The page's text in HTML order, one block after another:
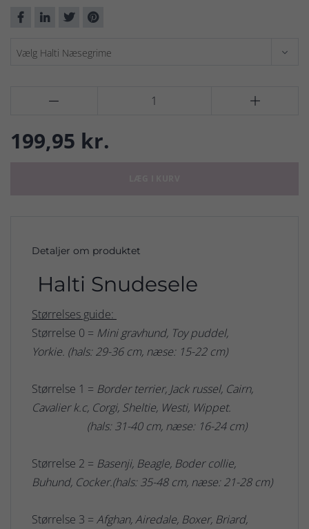
 
199,95 kr.
Detaljer om produktet
Halti Snudesele
Størrelses guide:
Størrelse 0 = Mini gravhund, Toy puddel,
Yorkie. (hals: 29-36 cm, næse: 15-22 cm)
Størrelse 1 = Border terrier, Jack russel, Cairn,
Cavalier k.c, Corgi, Sheltie, Westi, Wippet.
(hals: 31-40 cm, næse: 16-24 cm)
Størrelse 2 = Basenji, Beagle, Boder collie,
Buhund, Cocker.(hals: 35-48 cm, næse: 21-28 cm)
Størrelse 3 = Afghan, Airedale, Boxer, Briard,